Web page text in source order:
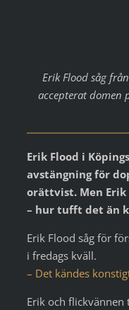
Erik Flood såg
accepterat domen
Erik Flood i
avstängning för
orättvist. Men
– hur tufft det än
Erik Flood såg för
i fredags kväll.
– Det kändes
Erik och